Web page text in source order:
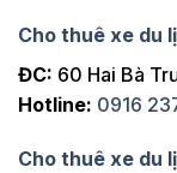
Cho thuê xe du
ĐC: 60 Hai Bà
Hotline: 0916
Cho thuê xe du